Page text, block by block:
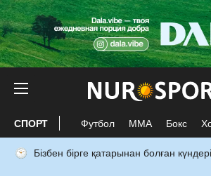
СПОРТ Футбол ММА Бокс
Бізбен бірге қатарынан болған